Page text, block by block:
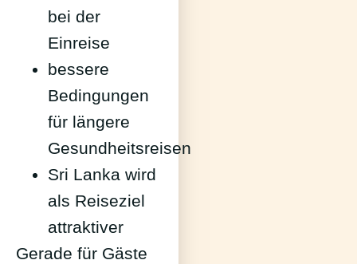
bei der
Einreise
bessere
Bedingungen
für längere
Gesundheitsreisen
Sri Lanka wird
als Reiseziel
attraktiver
Gerade für Gäste